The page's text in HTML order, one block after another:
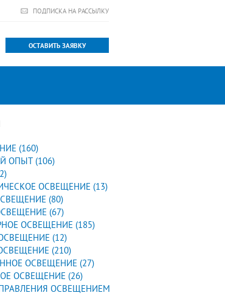
ПОДПИСКА НА РАССЫЛКУ
ОСТАВИТЬ ЗАЯВКУ
(160)
ОПЫТ (106)
ОСВЕЩЕНИЕ (13)
(80)
(67)
ОСВЕЩЕНИЕ (185)
(12)
(210)
ОСВЕЩЕНИЕ (27)
ОСВЕЩЕНИЕ (26)
ОСВЕЩЕНИЕМ